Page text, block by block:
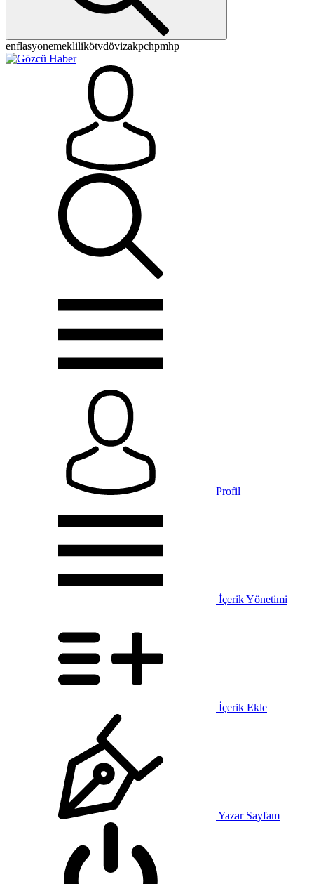
enflasyonemeklilikötvdövizakpchpmhp
Profil
İçerik Yönetimi
İçerik Ekle
Yazar Sayfam